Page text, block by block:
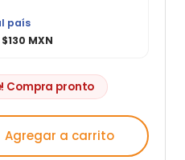
país
MXN
Compra pronto
Agregar a carrito